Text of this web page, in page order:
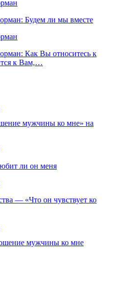
Будем ли мы вместе
Как Вы относитесь к
к Вам,…
мужчины ко мне» на
ли он меня
— «Что он чувствует ко
мужчины ко мне